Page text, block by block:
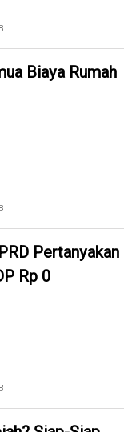
Biaya Rumah
Pertanyakan
Rp 0